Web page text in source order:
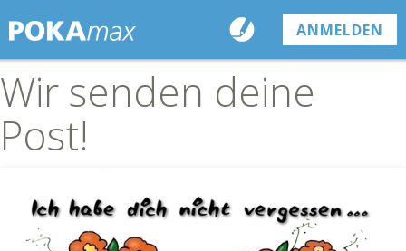
ANMELDEN
Wir senden deine
Post!